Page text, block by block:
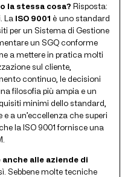
la stessa cosa? Risposta:
La ISO 9001 è uno standard
per un Sistema di Gestione
un SGQ conforme
a mettere in pratica molti
sul cliente,
continuo, le decisioni
filosofia più ampia e un
minimi dello standard,
a un’eccellenza che superi
la ISO 9001 fornisce una
alle aziende di
Sebbene molte tecniche